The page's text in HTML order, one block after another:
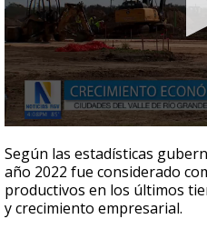
seconds
of
2
minutes,
53
seconds
Según las estadísticas
año 2022 fue considerado
productivos en los últimos
y crecimiento empresarial.